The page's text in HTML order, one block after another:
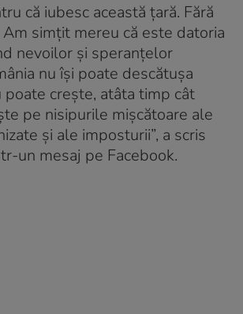
că iubesc această țară. Fără
simțit mereu că este datoria
nevoilor și speranțelor
nu își poate descătușa
crește, atâta timp cât
pe nisipurile mișcătoare ale
și ale imposturii”, a scris
un mesaj pe Facebook.